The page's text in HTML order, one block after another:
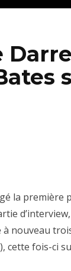
la première
à nouveau
cette fois-ci